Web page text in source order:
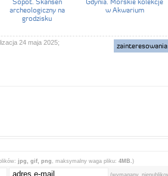
archeologiczny na
grodzisku
w Akwarium
24 maja 2025; zainteresowania:
jpg, gif, png , maksymalny waga pliku: 4MB.)
(wymagany,